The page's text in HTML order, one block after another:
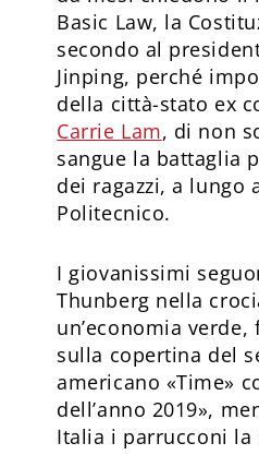
Basic Law, la
secondo al
Jinping, perché
della città-stato ex
Carrie Lam, di non
sangue la battaglia
dei ragazzi, a lungo
Politecnico.
I giovanissimi
Thunberg nella
un’economia
sulla copertina del
americano «Time»
dell’anno 2019»,
Italia i parrucconi la